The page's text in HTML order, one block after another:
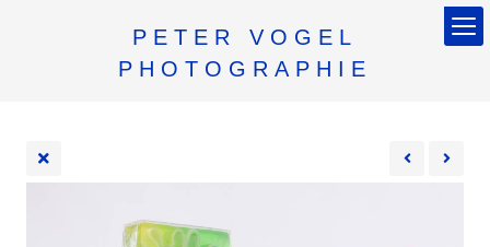
PETER VOGEL
PHOTOGRAPHIE